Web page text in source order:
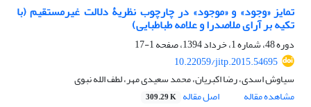
تمایز «وجود» و «موجود» در چارچوب نظریۀ دلالت غیرمستقیم (با
تکیه بر آرای ملاصدرا و علامه طباطبایی)
دوره 48، شماره 1، خرداد 1394، صفحه
1-17
10.22059/jitp.2015.54695
سیاوش اسدی، رضا اکبریان، محمد سعیدی مهر، لطف الله نبوی
مشاهده مقاله
اصل مقاله 309.29 K